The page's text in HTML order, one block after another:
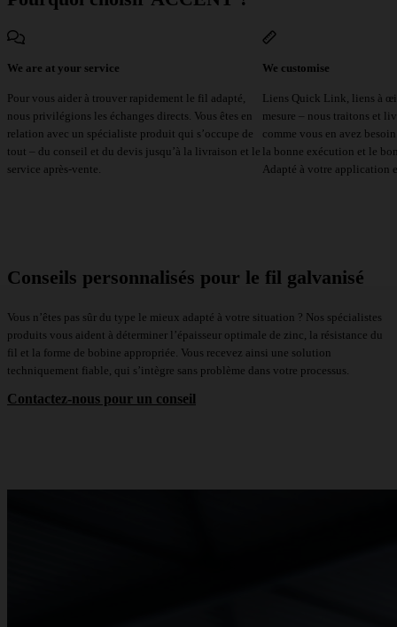
We are at your service
Pour vous aider à trouver rapidement le fil adapté,
nous privilégions les échanges directs. Vous êtes en
relation avec un spécialiste produit qui s’occupe de
tout – du conseil et du devis jusqu’à la livraison et le
service après-vente.
We customise
Liens Quick Link, liens à
mesure – nous traitons et
comme vous en avez
la bonne exécution et le
Adapté à votre application
Conseils personnalisés pour le fil galvanisé
Vous n’êtes pas sûr du type le mieux adapté à votre situation ? Nos spécialistes
produits vous aident à déterminer l’épaisseur optimale de zinc, la résistance du
fil et la forme de bobine appropriée. Vous recevez ainsi une solution
techniquement fiable, qui s’intègre sans problème dans votre processus.
Contactez-nous pour un conseil